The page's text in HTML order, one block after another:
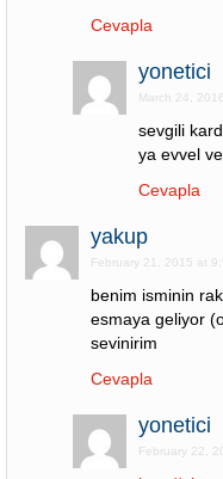
Cevapla
yonetici
March 24,
sevgili
ya evvel
Cevapla
yakup
February 21, 2015 at
benim isminin
esmaya geliyor
sevinirim
Cevapla
yonetici
February 22,